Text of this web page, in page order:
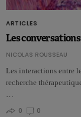
ARTICLES
Les
NICOLAS ROUSSEAU
Les interactions entre
recherche
0
0